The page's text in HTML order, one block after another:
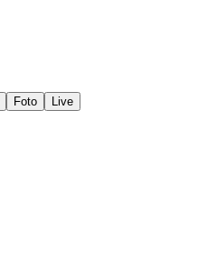
Foto
Live